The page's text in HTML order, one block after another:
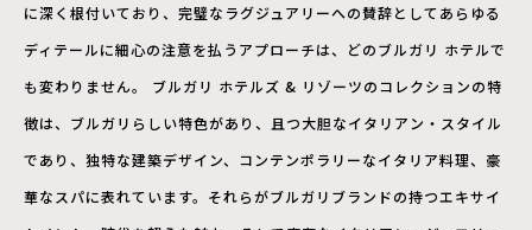
に深く根付いており、完璧なラグジュアリーへの賛辞としてあらゆる
ディテールに細心の注意を払うアプローチは、どのブルガリ ホテルで
も変わりません。 ブルガリ ホテルズ & リゾーツのコレクションの特
徴は、ブルガリらしい特色があり、且つ大胆なイタリアン・スタイル
であり、独特な建築デザイン、コンテンポラリーなイタリア料理、豪
華なスパに表れています。それらがブルガリブランドの持つエキサイ